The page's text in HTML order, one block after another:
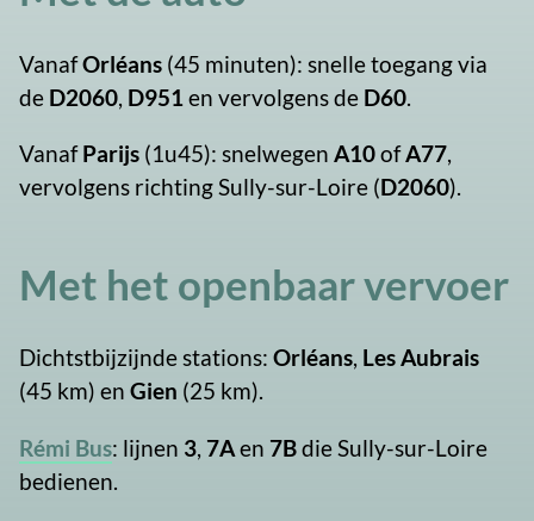
VanafOrléans (45 minuten): snelle toegang via
de D2060, D951en vervolgens de D60.
VanafParijs (1u45): snelwegen A10ofA77,
vervolgens richting Sully-sur-Loire (D2060).
Met het openbaar vervoer
Dichtstbijzijnde stations: Orléans, Les Aubrais
(45 km) en Gien (25 km).
Rémi Bus: lijnen 3 7Aen 7Bdie Sully-sur-Loire
bedienen.